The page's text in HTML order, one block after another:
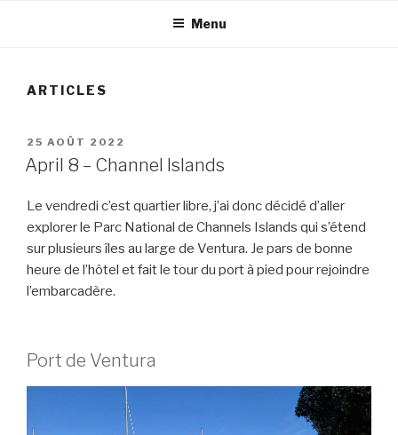
Menu
ARTICLES
PUBLIÉ
LE
25 AOÛT 2022
April 8 – Channel Islands
Le vendredi c’est quartier libre, j’ai donc décidé d’aller
explorer le Parc National de Channels Islands qui s’étend
sur plusieurs îles au large de Ventura. Je pars de bonne
heure de l’hôtel et fait le tour du port à pied pour rejoindre
l’embarcadère.
Port de Ventura